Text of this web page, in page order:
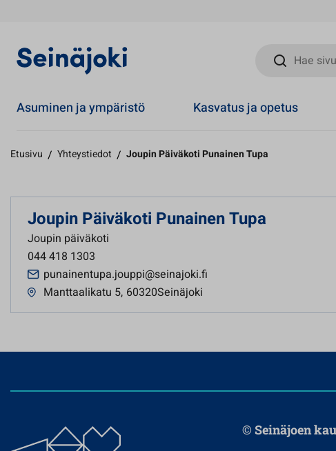
Hae sivustolta
Asuminen ja ympäristö Kasvatus ja opetus
Etusivu / Yhteystiedot / Joupin Päiväkoti Punainen Tupa
Joupin Päiväkoti Punainen Tupa
Joupin päiväkoti
044 418 1303
punainentupa.jouppi@seinajoki.fi
Manttaalikatu 5, 60320Seinäjoki
© Seinäjoen